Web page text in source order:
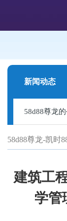
新闻动态
58d88尊龙
58d88尊龙-凯时
建筑工
学管